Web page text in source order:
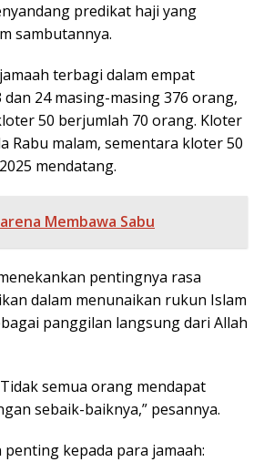
predikat haji yang
sambutannya.
terbagi dalam empat
24 masing-masing 376 orang,
50 berjumlah 70 orang. Kloter
Rabu malam, sementara kloter 50
mendatang.
Membawa Sabu
pentingnya rasa
dalam menunaikan rukun Islam
panggilan langsung dari Allah
semua orang mendapat
sebaik-baiknya,” pesannya.
kepada para jamaah: